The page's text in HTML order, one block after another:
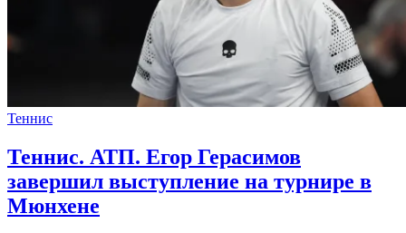
Теннис
Теннис. АТП. Егор Герасимов
завершил выступление на турнире в
Мюнхене